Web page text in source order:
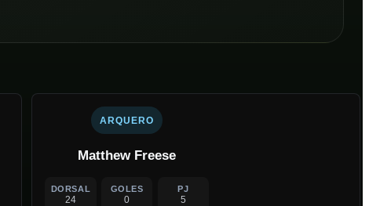
ARQUERO
Matthew Freese
DORSAL
24
GOLES
0
PJ
5